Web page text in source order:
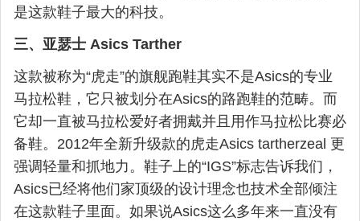
是这款鞋子最大的科技。
三、亚瑟士 Asics Tarther
这款被称为“虎走”的旗舰跑鞋其实不是Asics的专业
马拉松鞋，它只被划分在Asics的路跑鞋的范畴。而
它却一直被马拉松爱好者拥戴并且用作马拉松比赛必
备鞋。2012年全新升级款的虎走Asics tartherzeal 更
强调轻量和抓地力。鞋子上的“IGS”标志告诉我们，
Asics已经将他们家顶级的设计理念也技术全部倾注
在这款鞋子里面。如果说Asics这么多年来一直没有